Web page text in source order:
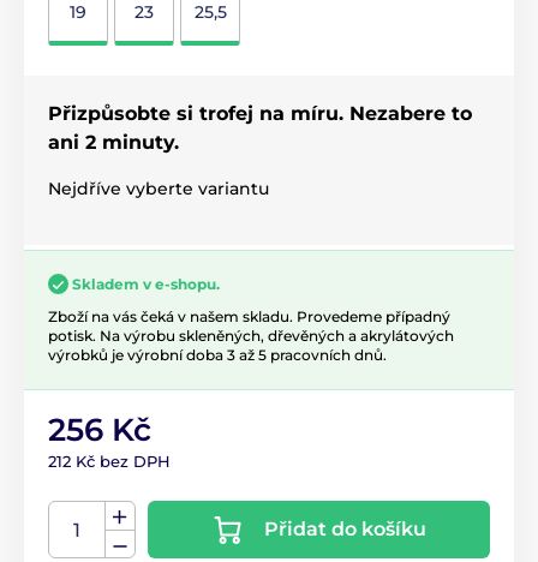
19 23 25,5
Přizpůsobte si trofej na míru. Nezabere to
ani 2 minuty.
Nejdříve vyberte variantu
Skladem v e-shopu.
Zboží na vás čeká v našem skladu. Provedeme případný
potisk. Na výrobu skleněných, dřevěných a akrylátových
výrobků je výrobní doba 3 až 5 pracovních dnů.
256 Kč
212 Kč bez DPH
Přidat do košíku